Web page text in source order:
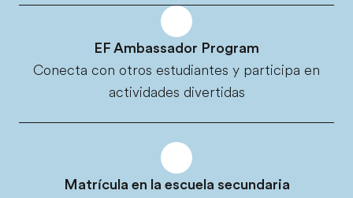
EF Ambassador Program
Conecta con otros estudiantes y participa en
actividades divertidas
Matrícula en la escuela secundaria